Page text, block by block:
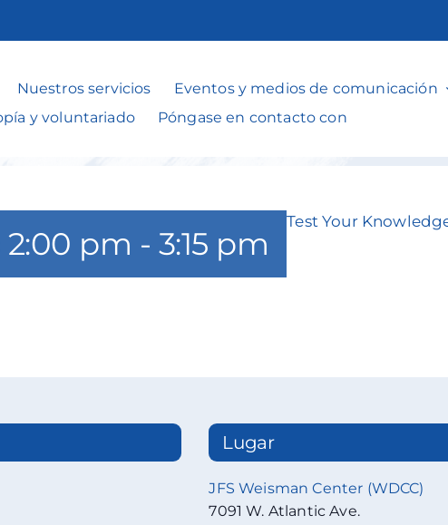
Nuestros servicios
Eventos y medios de comunicación
y voluntariado
Póngase en contacto con
Trivia Time
pm - 3:15 pm
Test Your
Lugar
JFS Weisman Center (WDCC)
7091 W. Atlantic Ave.